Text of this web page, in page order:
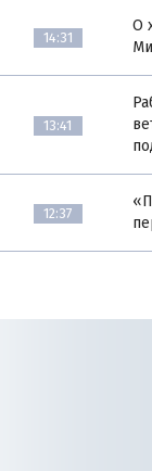
14:31
О
13:41
12:37